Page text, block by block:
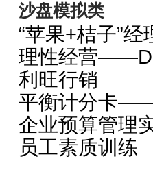
沙盘模拟类
“苹果+桔子”
理性经营
利旺行销
平衡计分卡
企业预算管理
员工素质训练